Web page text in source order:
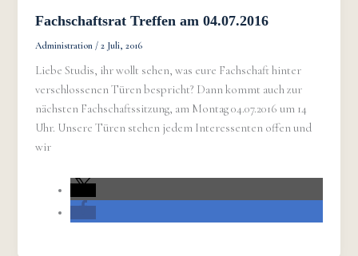
Fachschaftsrat Treffen am 04.07.2016
Administration /2 Juli, 2016
Liebe Studis, ihr wollt sehen, was eure Fachschaft hinter
verschlossenen Türen bespricht? Dann kommt auch zur
nächsten Fachschaftssitzung, am Montag 04.07.2016 um 14
Uhr. Unsere Türen stehen jedem Interessenten offen und
wir